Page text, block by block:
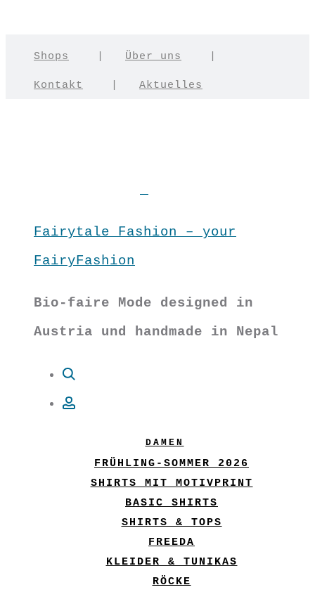
Shops Über uns
Kontakt Aktuelles
Fairytale Fashion – your
FairyFashion
Bio-faire Mode designed in
Austria und handmade in Nepal
DAMEN
FRÜHLING-SOMMER 2026
SHIRTS MIT MOTIVPRINT
BASIC SHIRTS
SHIRTS & TOPS
FREEDA
KLEIDER & TUNIKAS
RÖCKE